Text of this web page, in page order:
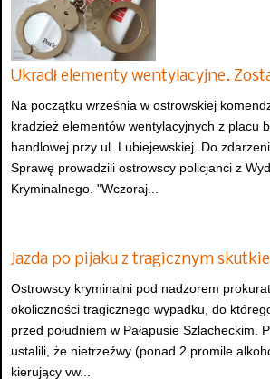
Ukradł elementy wentylacyjne.
Na początku września w ostrowskiej
kradzież elementów wentylacyjnych z placu
handlowej przy ul. Lubiejewskiej. Do
Sprawę prowadzili ostrowscy policjanci z
Kryminalnego. "Wczoraj...
Jazda po pijaku z tragicznym
Ostrowscy kryminalni pod nadzorem
okoliczności tragicznego wypadku, do
przed południem w Pałapusie Szlacheckim.
ustalili, że nietrzeźwy (ponad 2 promile
kierujący vw...